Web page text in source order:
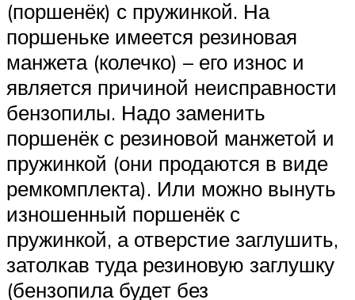
(поршенёк) с пружинкой. На
поршеньке имеется резиновая
манжета (колечко) – его износ и
является причиной неисправности
бензопилы. Надо заменить
поршенёк с резиновой манжетой и
пружинкой (они продаются в виде
ремкомплекта). Или можно вынуть
изношенный поршенёк с
пружинкой, а отверстие заглушить,
затолкав туда резиновую заглушку
(бензопила будет без